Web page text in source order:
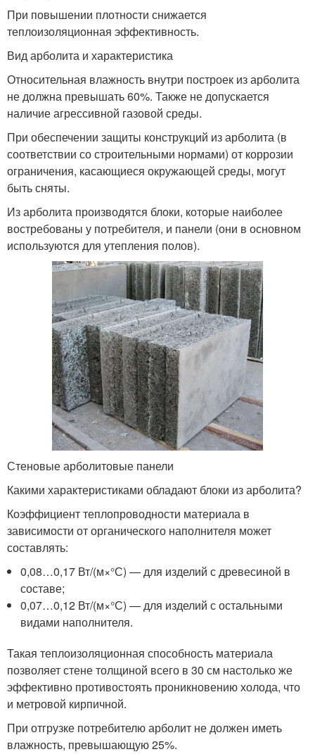
При повышении плотности снижается
теплоизоляционная эффективность.
Вид арболита и характеристика
Относительная влажность внутри построек из арболита
не должна превышать 60%. Также не допускается
наличие агрессивной газовой среды.
При обеспечении защиты конструкций из арболита (в
соответствии со строительными нормами) от коррозии
ограничения, касающиеся окружающей среды, могут
быть сняты.
Из арболита производятся блоки, которые наиболее
востребованы у потребителя, и панели (они в основном
используются для утепления полов).
Стеновые арболитовые панели
Какими характеристиками обладают блоки из арболита?
Коэффициент теплопроводности материала в
зависимости от органического наполнителя может
составлять:
0,08…0,17 Вт/(м×°С) — для изделий с древесиной в
составе;
0,07…0,12 Вт/(м×°С) — для изделий с остальными
видами наполнителя.
Такая теплоизоляционная способность материала
позволяет стене толщиной всего в 30 см настолько же
эффективно противостоять проникновению холода, что
и метровой кирпичной.
При отгрузке потребителю арболит не должен иметь
влажность, превышающую 25%.